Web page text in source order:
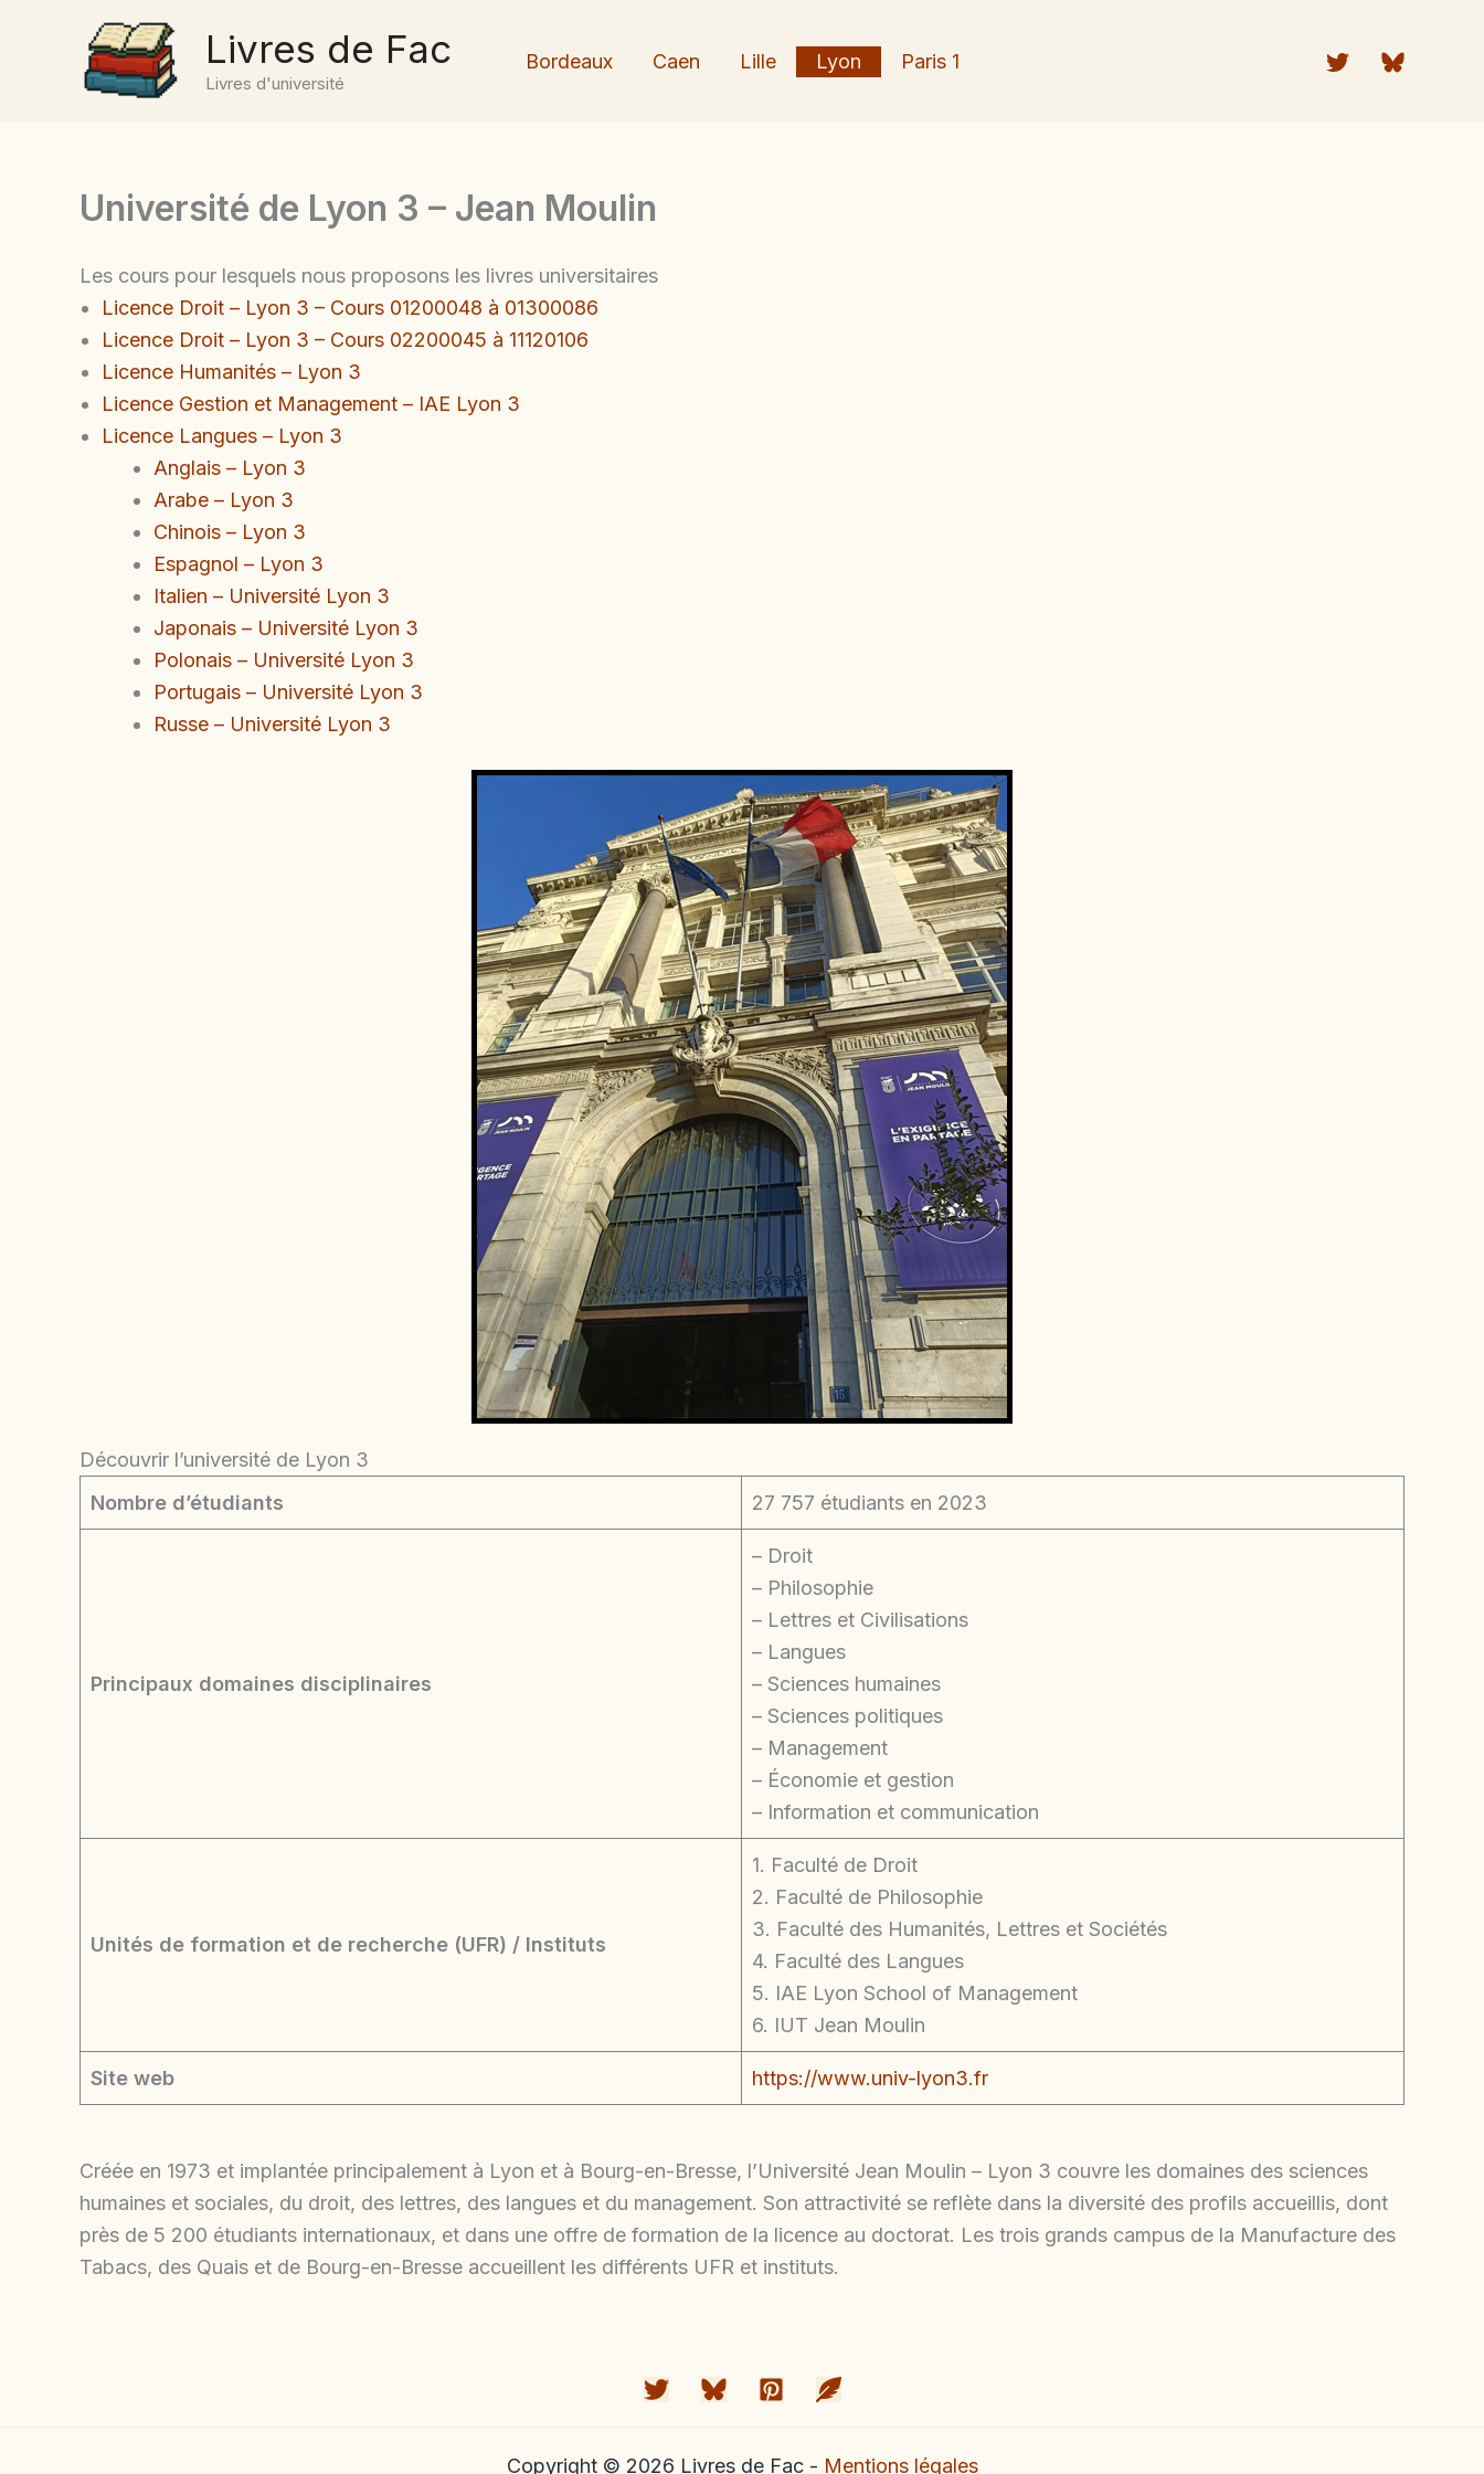
Livres de Fac
Livres d'université
Bordeaux Caen Lille Lyon Paris 1
Université de Lyon 3 – Jean Moulin
Les cours pour lesquels nous proposons les livres universitaires
Licence Droit – Lyon 3 – Cours 01200048 à 01300086
Licence Droit – Lyon 3 – Cours 02200045 à 11120106
Licence Humanités – Lyon 3
Licence Gestion et Management – IAE Lyon 3
Licence Langues – Lyon 3
Anglais – Lyon 3
Arabe – Lyon 3
Chinois – Lyon 3
Espagnol – Lyon 3
Italien – Université Lyon 3
Japonais – Université Lyon 3
Polonais – Université Lyon 3
Portugais – Université Lyon 3
Russe – Université Lyon 3
Découvrir l’université de Lyon 3
Nombre d’étudiants
27 757 étudiants en 2023
Principaux domaines disciplinaires
– Droit
– Philosophie
– Lettres et Civilisations
– Langues
– Sciences humaines
– Sciences politiques
– Management
– Économie et gestion
– Information et communication
Unités de formation et de recherche (UFR) / Instituts
1. Faculté de Droit
2. Faculté de Philosophie
3. Faculté des Humanités, Lettres et Sociétés
4. Faculté des Langues
5. IAE Lyon School of Management
6. IUT Jean Moulin
Site web https://www.univ-lyon3.fr
Créée en 1973 et implantée principalement à Lyon et à Bourg-en-Bresse, l’Université Jean Moulin – Lyon 3 couvre les domaines des sciences
humaines et sociales, du droit, des lettres, des langues et du management. Son attractivité se reflète dans la diversité des profils accueillis, dont
près de 5 200 étudiants internationaux, et dans une offre de formation de la licence au doctorat. Les trois grands campus de la Manufacture des
Tabacs, des Quais et de Bourg-en-Bresse accueillent les différents UFR et instituts.
Copyright © 2026 Livres de Fac - Mentions légales